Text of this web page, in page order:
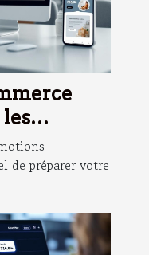
:
de préparer votre